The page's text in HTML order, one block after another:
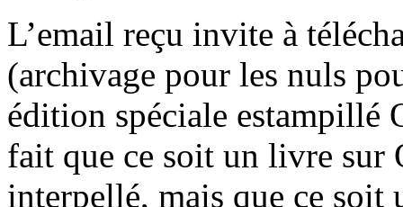
L’email reçu invite à
(archivage pour les nuls
édition spéciale estampillé
fait que ce soit un livre sur
interpellé, mais que ce